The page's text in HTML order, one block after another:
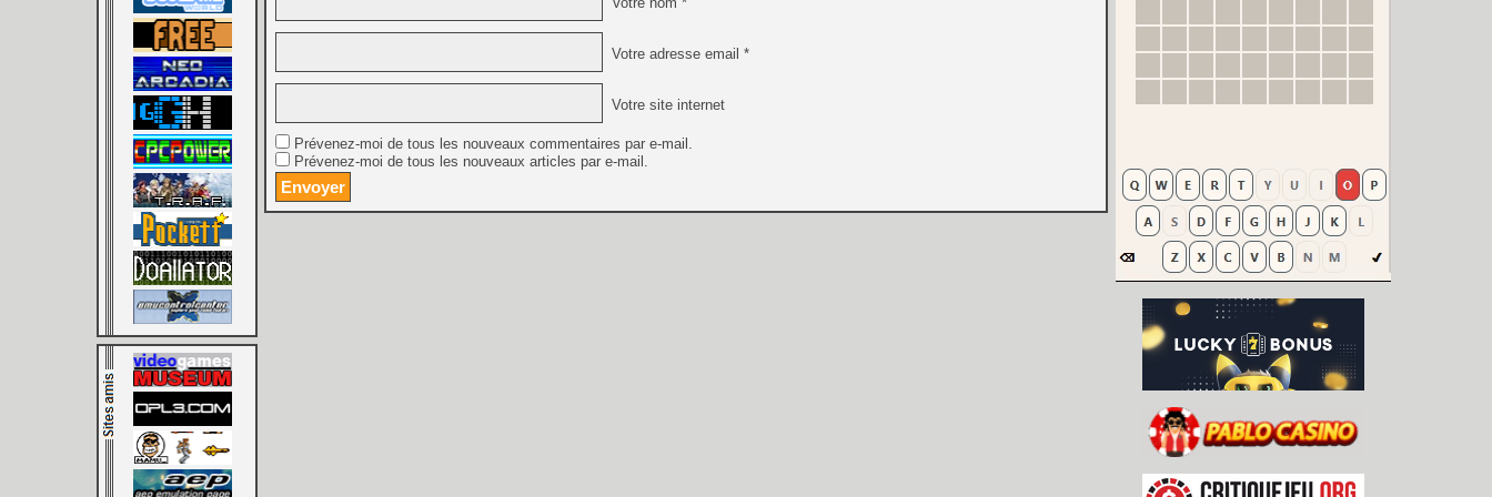
Votre adresse email *
Votre site internet
Prévenez-moi de tous les nouveaux commentaires par e-mail.
Prévenez-moi de tous les nouveaux articles par e-mail.